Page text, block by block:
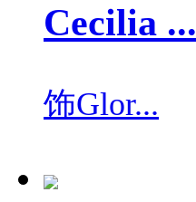
Cecilia ...
饰Glor...